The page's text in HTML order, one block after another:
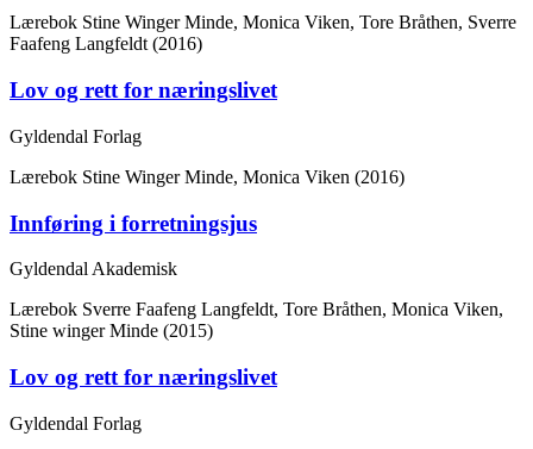
Lærebok Stine Winger Minde, Monica Viken, Tore Bråthen, Sverre
Faafeng Langfeldt (2016)
Lov og rett for næringslivet
Gyldendal Forlag
Lærebok Stine Winger Minde, Monica Viken (2016)
Innføring i forretningsjus
Gyldendal Akademisk
Lærebok Sverre Faafeng Langfeldt, Tore Bråthen, Monica Viken,
Stine winger Minde (2015)
Lov og rett for næringslivet
Gyldendal Forlag